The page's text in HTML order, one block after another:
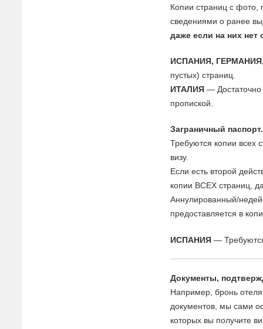
Копии страниц с
сведениями о ранее
даже если на них нет
ИСПАНИЯ,
пустых) страниц.
ИТАЛИЯ — Достаточно
пропиской.
Заграничный паспорт.
Требуются копии всех
визу.
Если есть второй
копии ВСЕХ страниц,
Аннулированный/
предоставляется в
ИСПАНИЯ —
Документы,
Например, бронь
документов, мы сами
которых вы получите